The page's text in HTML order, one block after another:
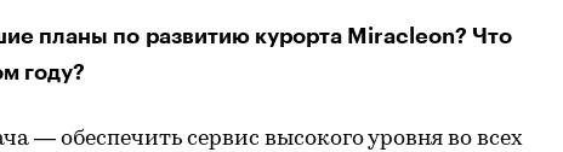
планы по развитию курорта Miracleon? Что
году?
— обеспечить сервис высокого уровня во всех